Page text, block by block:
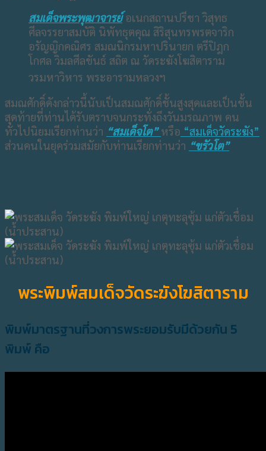
สมเด็จพระพุฒาจารย์ อเนกสถานปรีชา วิสุทธ
ศีลจรรยาสมบัติ นิพัทธุตคุณ สิริสุนทรพรตจาริก
อรัญญิกคณิศร สมณนิกรมหาปรินายก ตรีปิฎก
โกศล วิมลศีลขันธ์ สถิต ณ วัดระฆังโฆสิตาราม
วรมหาวิหาร พระอารามหลวงฯ
สมณศักดิ์ดังกล่าวนี้นับเป็นสมณศักดิ์ชั้นสูงสุดและเป็นชั้น
สุดท้ายที่ท่านได้รับตราบจนกระทั่งถึงวันมรณภาพ คน
ทั่วไปนิยมเรียกท่านว่า “สมเด็จโต” หรือ “สมเด็จวัดระฆัง”
ส่วนคนในยุคร่วมสมัยกับท่านเรียกท่านว่า “ขรัวโต”
พระพิมพ์สมเด็จวัดระฆังโฆสิตาราม
พิมพ์มาตรฐานที่วงการพระยอมรับมีด้วยกัน 5
พิมพ์ คือ